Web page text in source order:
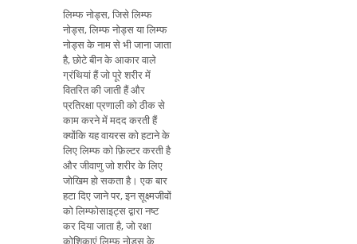
लिम्फ नोड्स, जिसे लिम्फ
नोड्स, लिम्फ नोड्स या लिम्फ
नोड्स के नाम से भी जाना जाता
है, छोटे बीन के आकार वाले
ग्रंथियां हैं जो पूरे शरीर में
वितरित की जाती हैं और
प्रतिरक्षा प्रणाली को ठीक से
काम करने में मदद करती हैं
क्योंकि यह वायरस को हटाने के
लिए लिम्फ को फ़िल्टर करती है
और जीवाणु जो शरीर के लिए
जोखिम हो सकता है। एक बार
हटा दिए जाने पर, इन सूक्ष्मजीवों
को लिम्फोसाइट्स द्वारा नष्ट
कर दिया जाता है, जो रक्षा
कोशिकाएं लिम्फ नोड्स के